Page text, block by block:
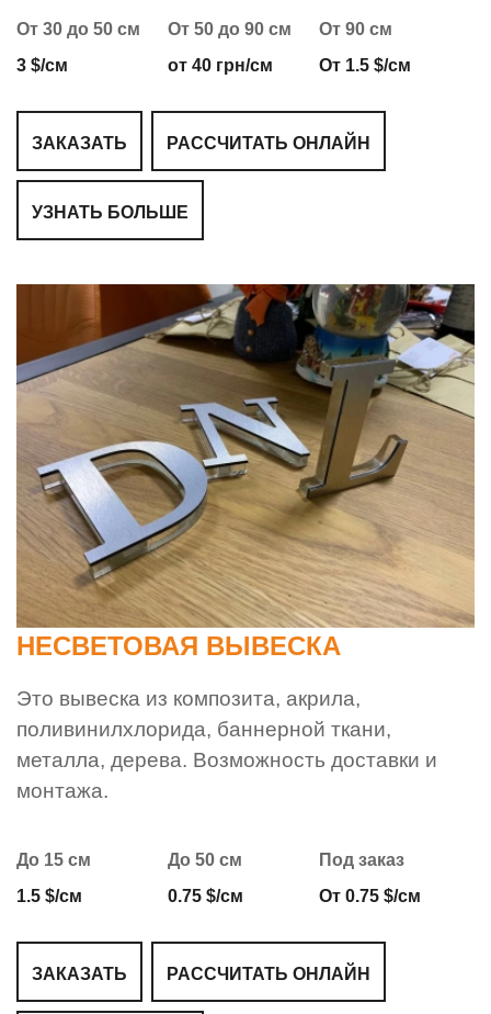
От 30 до 50 см
3 $/см
От 50 до 90 см
от 40 грн/см
От 90 см
От 1.5 $/см
ЗАКАЗАТЬ РАССЧИТАТЬ ОНЛАЙН
УЗНАТЬ БОЛЬШЕ
НЕСВЕТОВАЯ ВЫВЕСКА
Это вывеска из композита, акрила,
поливинилхлорида, баннерной ткани,
металла, дерева. Возможность доставки и
монтажа.
До 15 см
1.5 $/см
До 50 см
0.75 $/см
Под заказ
От 0.75 $/см
ЗАКАЗАТЬ РАССЧИТАТЬ ОНЛАЙН